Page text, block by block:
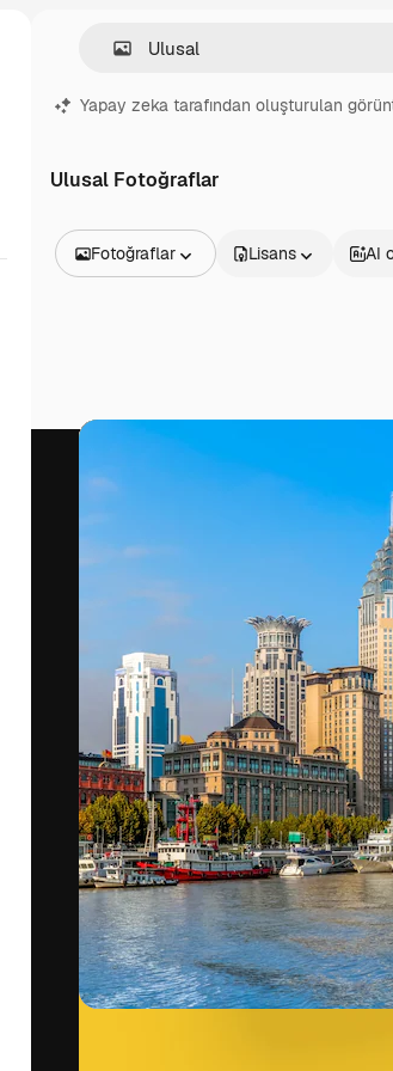
Yapay zeka tarafından oluşturulan
Ulusal Fotoğraflar
Fotoğraflar
Videolar
Video çekimleri
Hareketli grafikler
Yazı tipleri
Lisans AI
En iyi işlerini yöneteceğin
Kreatif ekipler, işletmeler,
stüdyolar genelinde 1
abone.
Türkçe